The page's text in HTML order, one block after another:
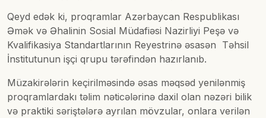
Qeyd edək ki, proqramlar Azərbaycan Respublikası
Əmək və Əhalinin Sosial Müdafiəsi Nazirliyi Peşə və
Kvalifikasiya Standartlarının Reyestrinə əsasən Təhsil
İnstitutunun işçi qrupu tərəfindən hazırlanıb.
Müzakirələrin keçirilməsində əsas məqsəd yenilənmiş
proqramlardakı təlim nəticələrinə daxil olan nəzəri bilik
və praktiki səriştələrə ayrılan mövzular, onlara verilən